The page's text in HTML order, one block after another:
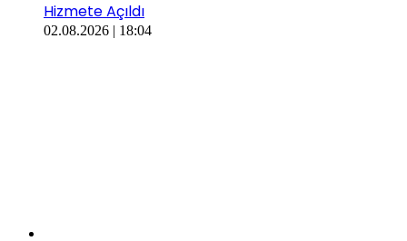
Hizmete Açıldı
02.08.2026 | 18:04